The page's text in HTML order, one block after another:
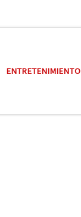
ENTRETENIMIENTO